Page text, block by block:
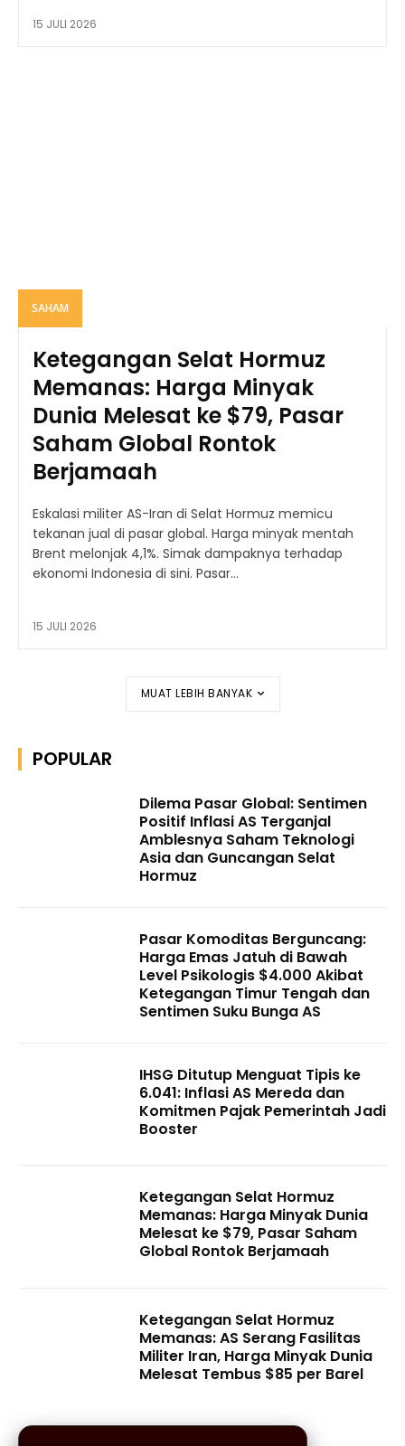
15 JULI 2026
SAHAM
Ketegangan Selat Hormuz
Memanas: Harga Minyak
Dunia Melesat ke $79, Pasar
Saham Global Rontok
Berjamaah
Eskalasi militer AS-Iran di Selat Hormuz memicu
tekanan jual di pasar global. Harga minyak mentah
Brent melonjak 4,1%. Simak dampaknya terhadap
ekonomi Indonesia di sini. Pasar...
15 JULI 2026
MUAT LEBIH BANYAK
POPULAR
Dilema Pasar Global: Sentimen
Positif Inflasi AS Terganjal
Amblesnya Saham Teknologi
Asia dan Guncangan Selat
Hormuz
Pasar Komoditas Berguncang:
Harga Emas Jatuh di Bawah
Level Psikologis $4.000 Akibat
Ketegangan Timur Tengah dan
Sentimen Suku Bunga AS
IHSG Ditutup Menguat Tipis ke
6.041: Inflasi AS Mereda dan
Komitmen Pajak Pemerintah Jadi
Booster
Ketegangan Selat Hormuz
Memanas: Harga Minyak Dunia
Melesat ke $79, Pasar Saham
Global Rontok Berjamaah
Ketegangan Selat Hormuz
Memanas: AS Serang Fasilitas
Militer Iran, Harga Minyak Dunia
Melesat Tembus $85 per Barel